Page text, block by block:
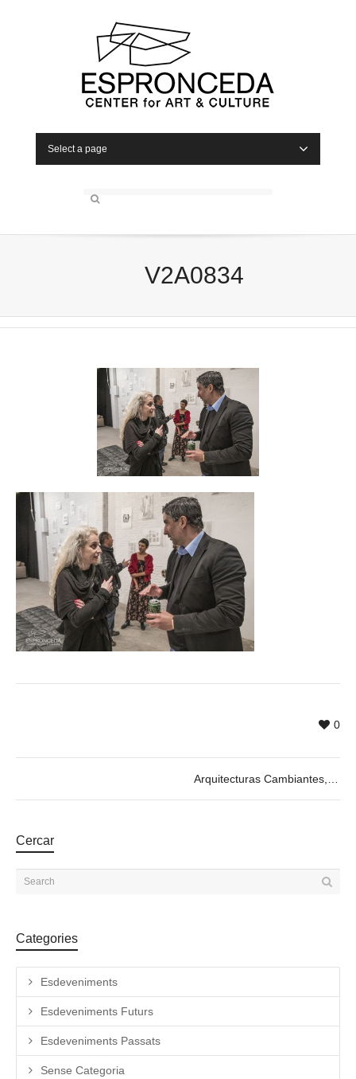
Select a page
V2A0834
0
Cercar
Categories
Esdeveniments
Esdeveniments Futurs
Esdeveniments Passats
Sense Categoria